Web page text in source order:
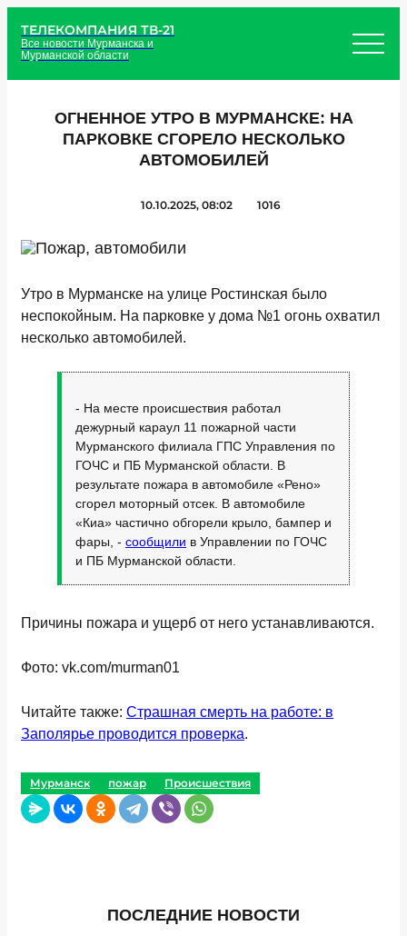
ТЕЛЕКОМПАНИЯ ТВ-21
Все новости Мурманска и
Мурманской области
ОГНЕННОЕ УТРО В МУРМАНСКЕ: НА
ПАРКОВКЕ СГОРЕЛО НЕСКОЛЬКО
АВТОМОБИЛЕЙ
10.10.2025, 08:02 1016
Утро в Мурманске на улице Ростинская было
неспокойным. На парковке у дома №1 огонь охватил
несколько автомобилей.
- На месте происшествия работал
дежурный караул 11 пожарной части
Мурманского филиала ГПС Управления по
ГОЧС и ПБ Мурманской области. В
результате пожара в автомобиле «Рено»
сгорел моторный отсек. В автомобиле
«Киа» частично обгорели крыло, бампер и
фары, - сообщили в Управлении по ГОЧС
и ПБ Мурманской области.
Причины пожара и ущерб от него устанавливаются.
Фото: vk.com/murman01
Читайте также: Страшная смерть на работе: в
Заполярье проводится проверка.
Мурманск пожар Происшествия
ПОСЛЕДНИЕ НОВОСТИ